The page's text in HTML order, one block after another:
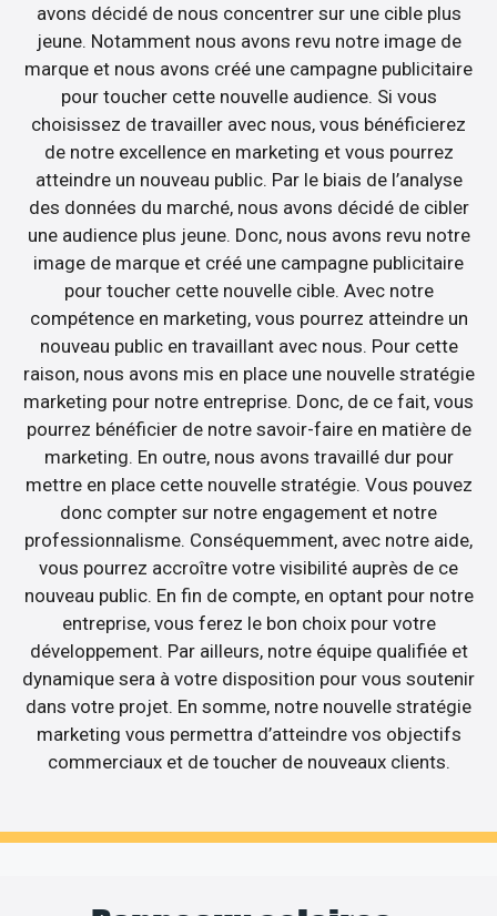
avons décidé de nous concentrer sur une cible plus
jeune. Notamment nous avons revu notre image de
marque et nous avons créé une campagne publicitaire
pour toucher cette nouvelle audience. Si vous
choisissez de travailler avec nous, vous bénéficierez
de notre excellence en marketing et vous pourrez
atteindre un nouveau public. Par le biais de l’analyse
des données du marché, nous avons décidé de cibler
une audience plus jeune. Donc, nous avons revu notre
image de marque et créé une campagne publicitaire
pour toucher cette nouvelle cible. Avec notre
compétence en marketing, vous pourrez atteindre un
nouveau public en travaillant avec nous. Pour cette
raison, nous avons mis en place une nouvelle stratégie
marketing pour notre entreprise. Donc, de ce fait, vous
pourrez bénéficier de notre savoir-faire en matière de
marketing. En outre, nous avons travaillé dur pour
mettre en place cette nouvelle stratégie. Vous pouvez
donc compter sur notre engagement et notre
professionnalisme. Conséquemment, avec notre aide,
vous pourrez accroître votre visibilité auprès de ce
nouveau public. En fin de compte, en optant pour notre
entreprise, vous ferez le bon choix pour votre
développement. Par ailleurs, notre équipe qualifiée et
dynamique sera à votre disposition pour vous soutenir
dans votre projet. En somme, notre nouvelle stratégie
marketing vous permettra d’atteindre vos objectifs
commerciaux et de toucher de nouveaux clients.